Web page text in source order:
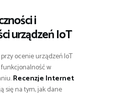
i
urządzeń IoT
ocenie urządzeń IoT
w
Recenzje Internet
się na tym, jak dane